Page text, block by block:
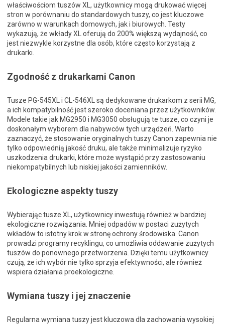
właściwościom tuszów XL, użytkownicy mogą drukować więcej
stron w porównaniu do standardowych tuszy, co jest kluczowe
zarówno w warunkach domowych, jak i biurowych. Testy
wykazują, że wkłady XL oferują do 200% większą wydajność, co
jest niezwykle korzystne dla osób, które często korzystają z
drukarki.
Zgodność z drukarkami Canon
Tusze PG-545XL i CL-546XL są dedykowane drukarkom z serii MG,
a ich kompatybilność jest szeroko doceniana przez użytkowników.
Modele takie jak MG2950 i MG3050 obsługują te tusze, co czyni je
doskonałym wyborem dla nabywców tych urządzeń. Warto
zaznaczyć, że stosowanie oryginalnych tuszy Canon zapewnia nie
tylko odpowiednią jakość druku, ale także minimalizuje ryzyko
uszkodzenia drukarki, które może wystąpić przy zastosowaniu
niekompatybilnych lub niskiej jakości zamienników.
Ekologiczne aspekty tuszy
Wybierając tusze XL, użytkownicy inwestują również w bardziej
ekologiczne rozwiązania. Mniej odpadów w postaci zużytych
wkładów to istotny krok w stronę ochrony środowiska. Canon
prowadzi programy recyklingu, co umożliwia oddawanie zużytych
tuszów do ponownego przetworzenia. Dzięki temu użytkownicy
czują, że ich wybór nie tylko sprzyja efektywności, ale również
wspiera działania proekologiczne.
Wymiana tuszy i jej znaczenie
Regularna wymiana tuszy jest kluczowa dla zachowania wysokiej